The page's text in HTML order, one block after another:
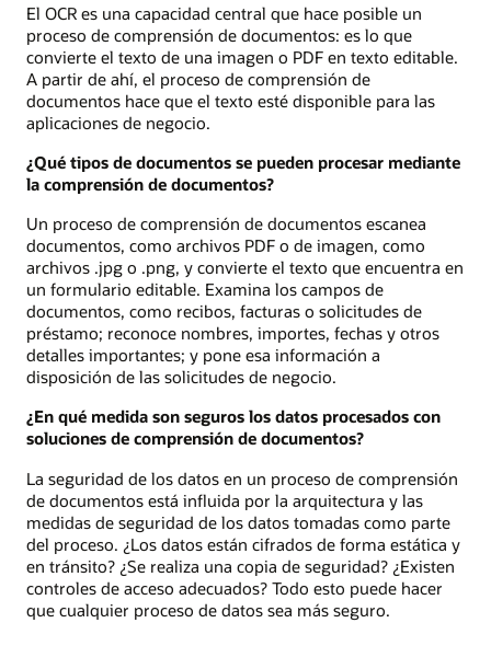
El OCR es una capacidad central que hace posible un
proceso de comprensión de documentos: es lo que
convierte el texto de una imagen o PDF en texto editable.
A partir de ahí, el proceso de comprensión de
documentos hace que el texto esté disponible para las
aplicaciones de negocio.
¿Qué tipos de documentos se pueden procesar mediante
la comprensión de documentos?
Un proceso de comprensión de documentos escanea
documentos, como archivos PDF o de imagen, como
archivos .jpg o .png, y convierte el texto que encuentra en
un formulario editable. Examina los campos de
documentos, como recibos, facturas o solicitudes de
préstamo; reconoce nombres, importes, fechas y otros
detalles importantes; y pone esa información a
disposición de las solicitudes de negocio.
¿En qué medida son seguros los datos procesados con
soluciones de comprensión de documentos?
La seguridad de los datos en un proceso de comprensión
de documentos está influida por la arquitectura y las
medidas de seguridad de los datos tomadas como parte
del proceso. ¿Los datos están cifrados de forma estática y
en tránsito? ¿Se realiza una copia de seguridad? ¿Existen
controles de acceso adecuados? Todo esto puede hacer
que cualquier proceso de datos sea más seguro.